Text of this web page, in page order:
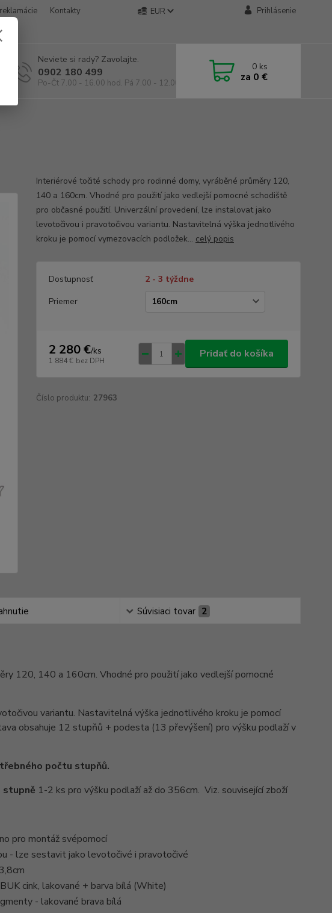
Kontakty
EUR Prihlásenie
Neviete si rady? Zavolajte.
0902 180 499
Po-Čt 7.00 - 16.00 hod. Pá 7.00 - 12.00 hod.
0 ks
za 0 €
Interiérové točité schody pro rodinné domy, vyráběné průměry 120,
140 a 160cm. Vhodné pro použití jako vedlejší pomocné schodiště
pro občasné použití. Univerzální provedení, lze instalovat jako
levotočivou i pravotočivou variantu. Nastavitelná výška jednotlivého
kroku je pomocí vymezovacích podložek... celý popis
Dostupnosť
2 - 3 týždne
Priemer
2 280 €/ks
1 884 € bez DPH
Pridať do košíka
Číslo produktu: 27963
Súvisiaci tovar 2
120, 140 a 160cm. Vhodné pro použití jako vedlejší pomocné
variantu. Nastavitelná výška jednotlivého kroku je pomocí
obsahuje 12 stupňů + podesta (13 převýšení) pro výšku podlaží v
počtu stupňů.
stupně 1-2 ks pro výšku podlaží až do 356cm. Viz. související zboží
pro montáž svépomocí
- lze sestavit jako levotočivé i pravotočivé
cink, lakované + barva bílá (White)
- lakované brava bílá